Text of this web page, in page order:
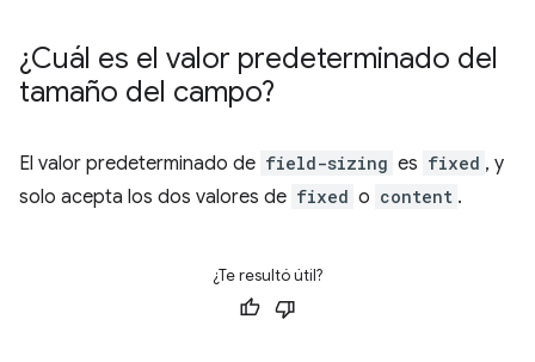
¿Cuál es el valor predeterminado del
tamaño del campo?
El valor predeterminado de field-sizing es fixed , y
solo acepta los dos valores de fixed o content .
¿Te resultó útil?